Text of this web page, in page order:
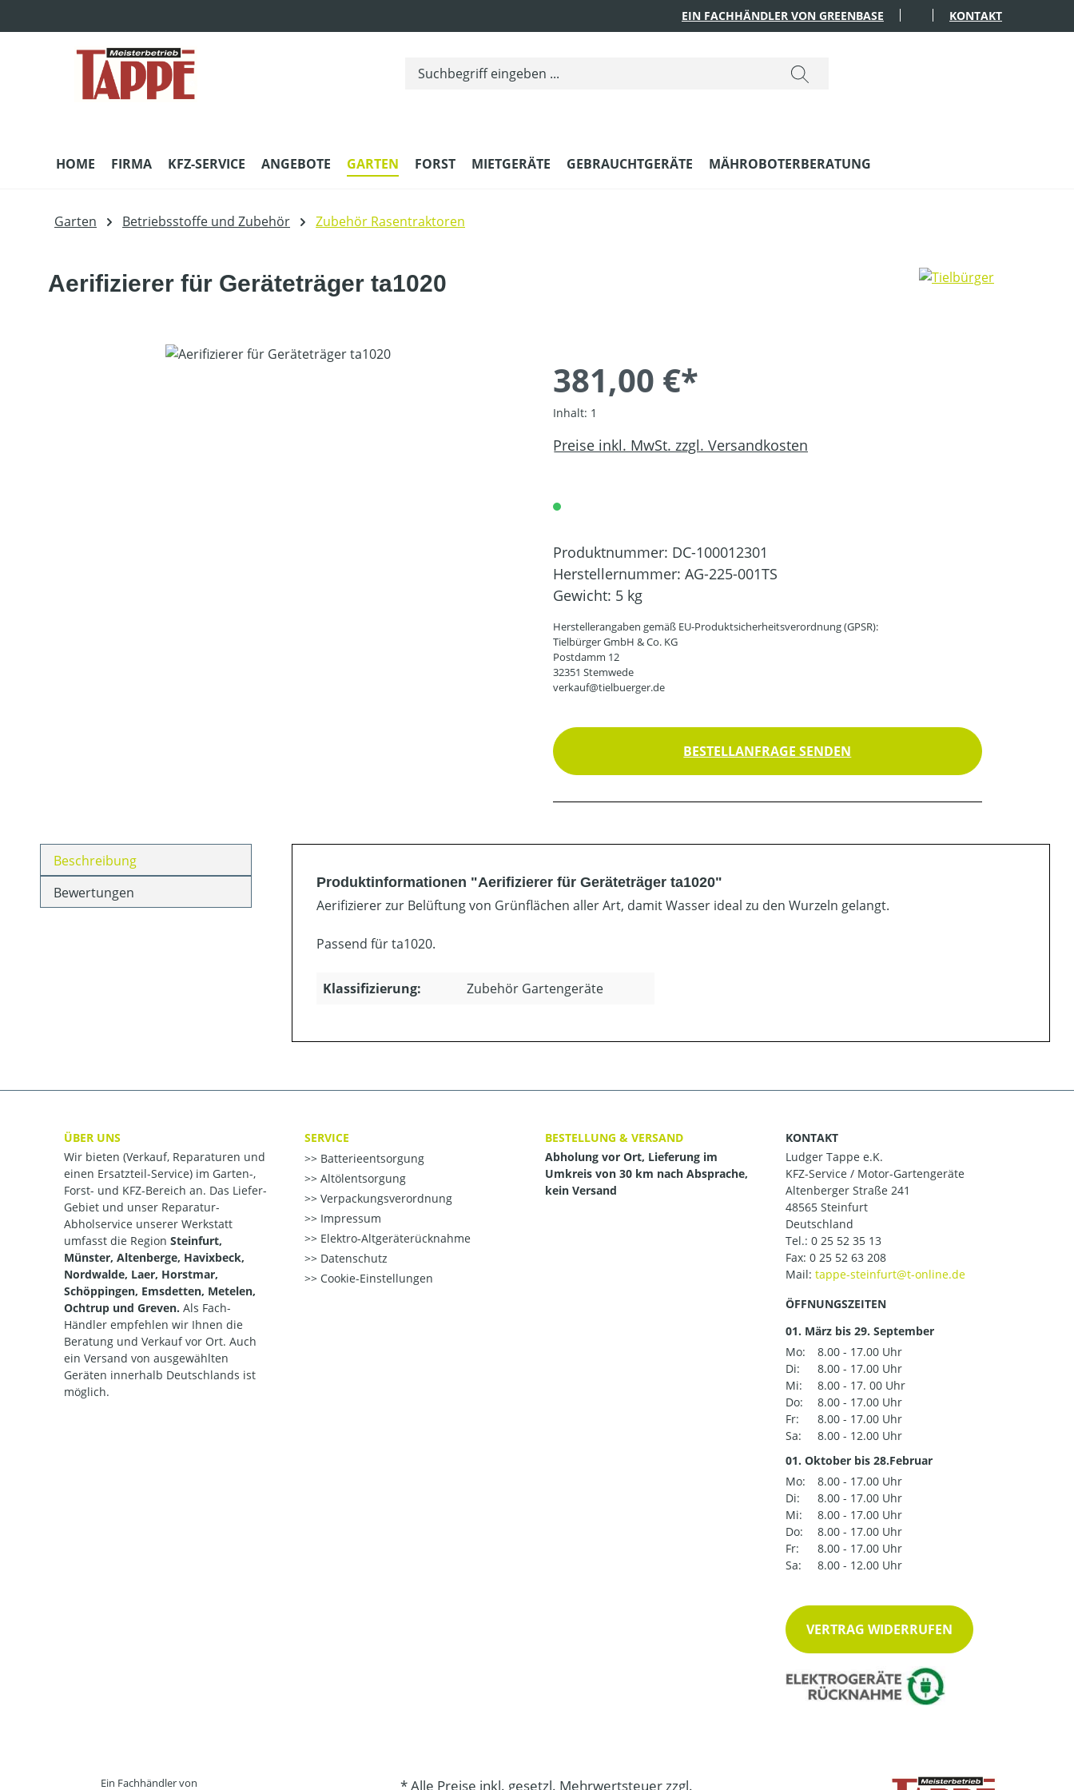
EIN FACHHÄNDLER VON GREENBASE KONTAKT
HOME FIRMA KFZ-SERVICE ANGEBOTE GARTEN FORST MIETGERÄTE GEBRAUCHTGERÄTE MÄHROBOTERBERATUNG
Garten Betriebsstoffe und Zubehör Zubehör Rasentraktoren
Aerifizierer für Geräteträger ta1020
Bildergalerie überspringen
381,00 €*
Inhalt: 1
Preise inkl. MwSt. zzgl. Versandkosten
Produktnummer: DC-100012301
Herstellernummer: AG-225-001TS
Gewicht: 5 kg
Herstellerangaben gemäß EU-Produktsicherheitsverordnung (GPSR):
Tielbürger GmbH & Co. KG
Postdamm 12
32351 Stemwede
verkauf@tielbuerger.de
BESTELLANFRAGE SENDEN
Beschreibung
Bewertungen
Produktinformationen "Aerifizierer für Geräteträger ta1020"
Aerifizierer zur Belüftung von Grünflächen aller Art, damit Wasser ideal zu den Wurzeln gelangt.
Passend für ta1020.
Klassifizierung: Zubehör Gartengeräte
ÜBER UNS
Wir bieten (Verkauf, Reparaturen und
einen Ersatzteil-Service) im Garten-,
Forst- und KFZ-Bereich an. Das Liefer-
Gebiet und unser Reparatur-
Abholservice unserer Werkstatt
umfasst die Region Steinfurt,
Münster, Altenberge, Havixbeck,
Nordwalde, Laer, Horstmar,
Schöppingen, Emsdetten, Metelen,
Ochtrup und Greven. Als Fach-
Händler empfehlen wir Ihnen die
Beratung und Verkauf vor Ort. Auch
ein Versand von ausgewählten
Geräten innerhalb Deutschlands ist
möglich.
SERVICE
Batterieentsorgung
Altölentsorgung
Verpackungsverordnung
Impressum
Elektro-Altgeräterücknahme
Datenschutz
Cookie-Einstellungen
BESTELLUNG & VERSAND
Abholung vor Ort, Lieferung im
Umkreis von 30 km nach Absprache,
kein Versand
KONTAKT
Ludger Tappe e.K.
KFZ-Service / Motor-Gartengeräte
Altenberger Straße 241
48565 Steinfurt
Deutschland
Tel.: 0 25 52 35 13
Fax: 0 25 52 63 208
Mail:
ÖFFNUNGSZEITEN
01. März bis 29. September
Mo:
8.00 - 17.00 Uhr
Di:
8.00 - 17.00 Uhr
Mi:
8.00 - 17. 00 Uhr
Do:
8.00 - 17.00 Uhr
Fr:
8.00 - 17.00 Uhr
Sa:
8.00 - 12.00 Uhr
01. Oktober bis 28.Februar
Mo:
8.00 - 17.00 Uhr
Di:
8.00 - 17.00 Uhr
Mi:
8.00 - 17.00 Uhr
Do:
8.00 - 17.00 Uhr
Fr:
8.00 - 17.00 Uhr
Sa:
8.00 - 12.00 Uhr
VERTRAG WIDERRUFEN
Ein Fachhändler von * Alle Preise inkl. gesetzl. Mehrwertsteuer zzgl.